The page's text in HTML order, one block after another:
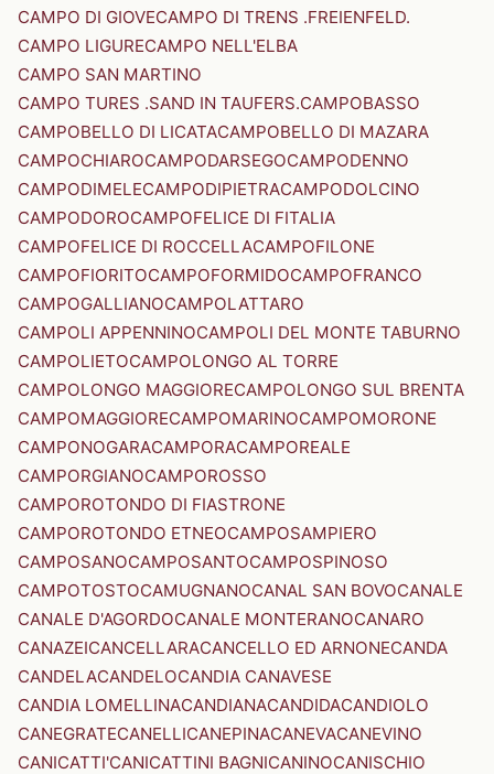
CAMPO DI GIOVECAMPO DI TRENS .FREIENFELD.
CAMPO LIGURECAMPO NELL'ELBA
CAMPO SAN MARTINO
CAMPO TURES .SAND IN TAUFERS.CAMPOBASSO
CAMPOBELLO DI LICATACAMPOBELLO DI MAZARA
CAMPOCHIAROCAMPODARSEGOCAMPODENNO
CAMPODIMELECAMPODIPIETRACAMPODOLCINO
CAMPODOROCAMPOFELICE DI FITALIA
CAMPOFELICE DI ROCCELLACAMPOFILONE
CAMPOFIORITOCAMPOFORMIDOCAMPOFRANCO
CAMPOGALLIANOCAMPOLATTARO
CAMPOLI APPENNINOCAMPOLI DEL MONTE TABURNO
CAMPOLIETOCAMPOLONGO AL TORRE
CAMPOLONGO MAGGIORECAMPOLONGO SUL BRENTA
CAMPOMAGGIORECAMPOMARINOCAMPOMORONE
CAMPONOGARACAMPORACAMPOREALE
CAMPORGIANOCAMPOROSSO
CAMPOROTONDO DI FIASTRONE
CAMPOROTONDO ETNEOCAMPOSAMPIERO
CAMPOSANOCAMPOSANTOCAMPOSPINOSO
CAMPOTOSTOCAMUGNANOCANAL SAN BOVOCANALE
CANALE D'AGORDOCANALE MONTERANOCANARO
CANAZEICANCELLARACANCELLO ED ARNONECANDA
CANDELACANDELOCANDIA CANAVESE
CANDIA LOMELLINACANDIANACANDIDACANDIOLO
CANEGRATECANELLICANEPINACANEVACANEVINO
CANICATTI'CANICATTINI BAGNICANINOCANISCHIO